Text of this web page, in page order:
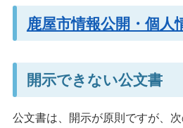
鹿屋市情報公開・個人
開示できない公文書
公文書は、開示が原則ですが、